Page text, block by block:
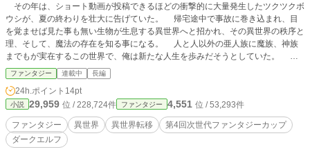
その年は、ショート動画が投稿できるほどの衝撃的に大量発生したツクツクボ
ウシが、夏の終わりを壮大に告げていた。 帰宅途中で事故に巻き込まれ、目
を覚ませば見た事も無い生物が生息する異世界へと招かれ、その異世界の秩序と
理、そして、魔法の存在を知る事になる。 人と人以外の亜人族に魔族、神族
までもが実在するこの世界で、俺は新たな人生を歩みだそうとしていた。 真
新しい置き配用ボックスを大事に抱えて。
ファンタジー 連載中 長編
24h.ポイント 14pt
小説 29,959 位 / 228,724件 ファンタジー 4,551 位 / 53,293件
ファンタジー 異世界 異世界転移
第4回次世代ファンタジーカップ
ダークエルフ